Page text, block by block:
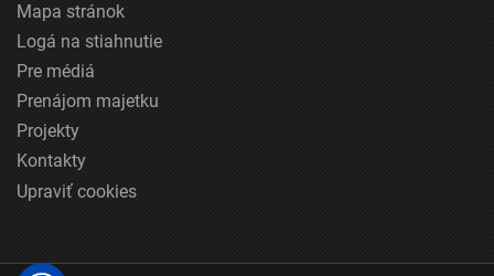
Mapa stránok
Logá na stiahnutie
Pre médiá
Prenájom majetku
Projekty
Kontakty
Upraviť cookies